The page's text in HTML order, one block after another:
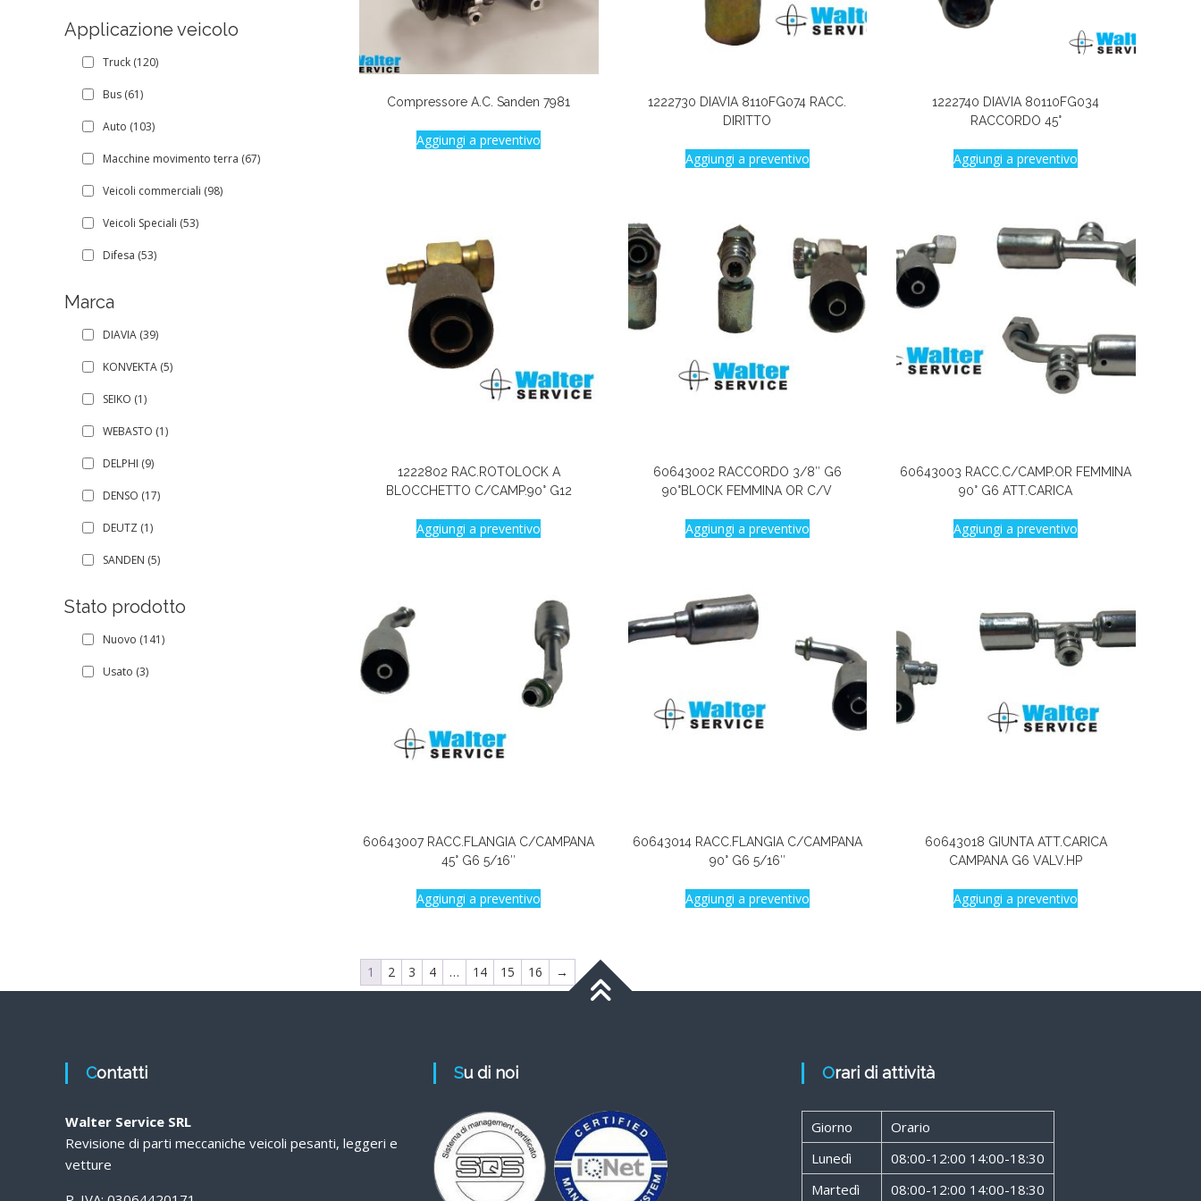
Compressore A.C. Sanden 7981
Aggiungi a preventivo
1222730 DIAVIA 8110FG074 RACC.
DIRITTO
Aggiungi a preventivo
1222740 DIAVIA 80110FG034
RACCORDO 45°
Aggiungi a preventivo
1222802 RAC.ROTOLOCK A
BLOCCHETTO C/CAMP.90° G12
Aggiungi a preventivo
60643002 RACCORDO 3/8″ G6
90°BLOCK FEMMINA OR C/V
Aggiungi a preventivo
60643003 RACC.C/CAMP.OR FEMMINA
90° G6 ATT.CARICA
Aggiungi a preventivo
60643007 RACC.FLANGIA C/CAMPANA
45° G6 5/16″
Aggiungi a preventivo
60643014 RACC.FLANGIA C/CAMPANA
90° G6 5/16″
Aggiungi a preventivo
60643018 GIUNTA ATT.CARICA
CAMPANA G6 VALV.HP
Aggiungi a preventivo
1 2 3 4 … 14 15 16 →
Applicazione veicolo
Truck (120)
Bus (61)
Auto (103)
Macchine movimento terra (67)
Veicoli commerciali (98)
Veicoli Speciali (53)
Difesa (53)
Marca
DIAVIA (39)
KONVEKTA (5)
SEIKO (1)
WEBASTO (1)
DELPHI (9)
DENSO (17)
DEUTZ (1)
SANDEN (5)
Stato prodotto
Nuovo (141)
Usato (3)
Contatti
Walter Service SRL
Revisione di parti meccaniche veicoli pesanti, leggeri e
vetture
Su di noi Orari di attività
Giorno
Orario
Lunedì
08:00-12:00 14:00-18:30
Martedì
08:00-12:00 14:00-18:30